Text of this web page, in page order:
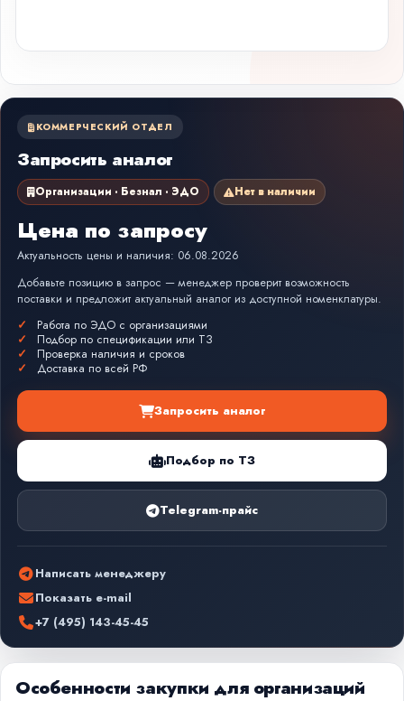
КОММЕРЧЕСКИЙ ОТДЕЛ
Запросить аналог
Организации · Безнал · ЭДО Нет в наличии
Цена по запросу
Актуальность цены и наличия: 06.08.2026
Добавьте позицию в запрос — менеджер проверит возможность
поставки и предложит актуальный аналог из доступной номенклатуры.
Работа по ЭДО с организациями
Подбор по спецификации или ТЗ
Проверка наличия и сроков
Доставка по всей РФ
Запросить аналог
Подбор по ТЗ
Telegram-прайс
Написать менеджеру
Показать e-mail
+7 (495) 143-45-45
Особенности закупки для организаций